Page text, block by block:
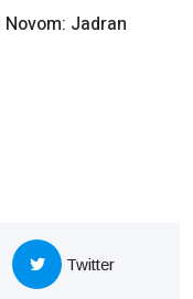
Jadran
Twitter